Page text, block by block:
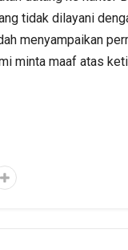
tidak dilayani
menyampaikan
minta maaf atas